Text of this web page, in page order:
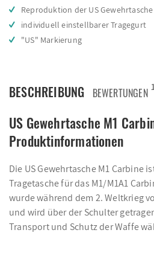
Reproduktion der US
individuell einstellbarer Tragegurt
"US" Markierung
BESCHREIBUNG BEWERTUNGEN
US Gewehrtasche M1
Produktinformationen
Die US Gewehrtasche M1 Carbine
Tragetasche für das M1/M1A1
wurde während dem 2. Weltkrieg
und wird über der Schulter
Transport und Schutz der Waffe